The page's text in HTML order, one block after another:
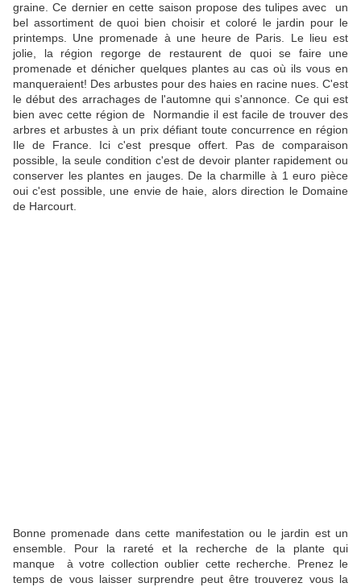
graine. Ce dernier en cette saison propose des tulipes avec un
bel assortiment de quoi bien choisir et coloré le jardin pour le
printemps. Une promenade à une heure de Paris. Le lieu est
jolie, la région regorge de restaurent de quoi se faire une
promenade et dénicher quelques plantes au cas où ils vous en
manqueraient! Des arbustes pour des haies en racine nues. C'est
le début des arrachages de l'automne qui s'annonce. Ce qui est
bien avec cette région de Normandie il est facile de trouver des
arbres et arbustes à un prix défiant toute concurrence en région
Ile de France. Ici c'est presque offert. Pas de comparaison
possible, la seule condition c'est de devoir planter rapidement ou
conserver les plantes en jauges. De la charmille à 1 euro pièce
oui c'est possible, une envie de haie, alors direction le Domaine
de Harcourt.
Bonne promenade dans cette manifestation ou le jardin est un
ensemble. Pour la rareté et la recherche de la plante qui
manque à votre collection oublier cette recherche. Prenez le
temps de vous laisser surprendre peut être trouverez vous la